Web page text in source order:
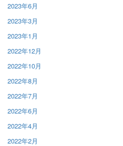
2023年6月
2023年3月
2023年1月
2022年12月
2022年10月
2022年8月
2022年7月
2022年6月
2022年4月
2022年2月